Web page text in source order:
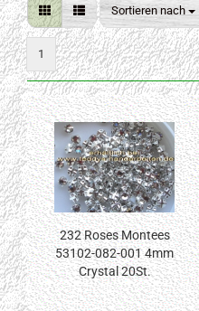
Sortieren nach
Sortieren nach
1
232 Roses Montees
53102-082-001 4mm
Crystal 20St.